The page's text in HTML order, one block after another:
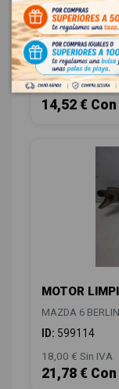
MANDO
MAZDA 6
ID:599107
12,00 € Sin IVA
14,52 € Con
MOTOR
MAZDA 6
ID: 599114
18,00 € Sin IVA
21,78 € Con